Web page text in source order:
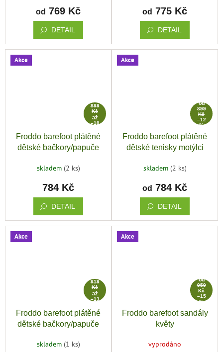
od 769 Kč
DETAIL
od 775 Kč
DETAIL
Akce
899
Kč
až
–18
Froddo barefoot plátěné
dětské bačkory/papuče
skladem (2 ks)
784 Kč
DETAIL
Akce
od
899
Kč
–12
%
Froddo barefoot plátěné
dětské tenisky motýlci
skladem (2 ks)
od 784 Kč
DETAIL
Akce
919
Kč
až
–13
Froddo barefoot plátěné
dětské bačkory/papuče
skladem (1 ks)
Akce
od
959
Kč
–15
%
Froddo barefoot sandály
květy
vyprodáno